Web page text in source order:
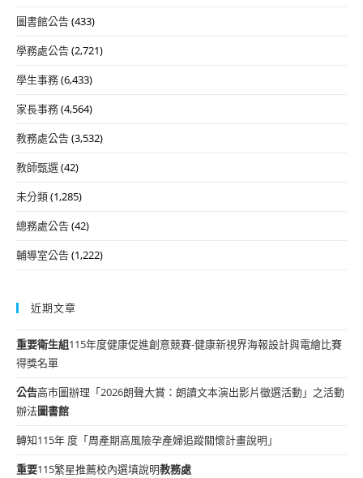
圖書館公告(433)
學務處公告(2,721)
學生事務(6,433)
家長事務(4,564)
教務處公告(3,532)
教師甄選(42)
未分類(1,285)
總務處公告(42)
輔導室公告(1,222)
近期文章
重要衛生組115年度健康促進創意競賽-健康新視界海報設計與電繪比賽
得獎名單
公告高市圖辦理「2026朗聲大賞：朗讀文本演出影片徵選活動」之活動
辦法圖書館
轉知115年 度「周產期高風險孕產婦追蹤關懷計畫說明」
重要115繁星推薦校內選填說明教務處